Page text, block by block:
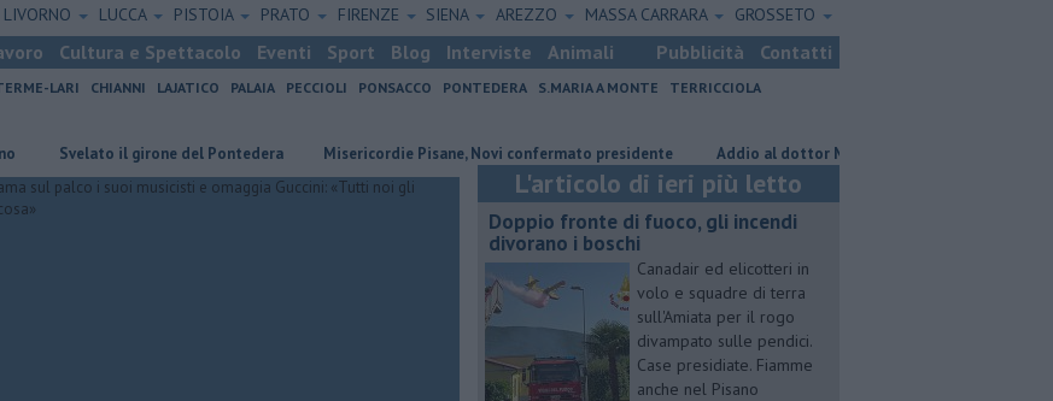
LIVORNO LUCCA PISTOIA PRATO FIRENZE SIENA AREZZO MASSA CARRARA GROSSETO
Cultura e Spettacolo Eventi Sport Blog Interviste Animali Pubblicità Contatti
LARI CHIANNI LAJATICO PALAIA PECCIOLI PONSACCO PONTEDERA S.MARIA A MONTE
TERRICCIOLA
il girone del Pontedera Misericordie Pisane, Novi confermato presidente Addio al dottor Massimo Campana, il cordoglio
L'articolo di ieri più letto
Doppio fronte di fuoco, gli incendi
divorano i boschi
Canadair ed elicotteri in
volo e squadre di terra
sull'Amiata per il rogo
divampato sulle pendici.
Case presidiate. Fiamme
anche nel Pisano